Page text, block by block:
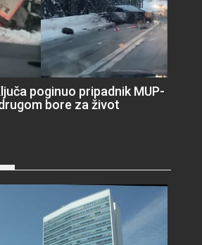
poginuo pripadnik MUP-
bore za život